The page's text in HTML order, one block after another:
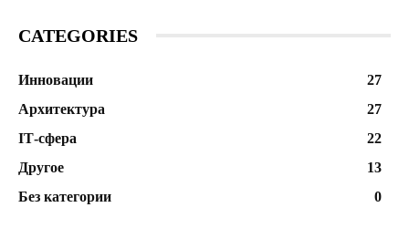
CATEGORIES
Инновации
27
Архитектура
27
ІТ-сфера
22
Другое
13
Без категории
0